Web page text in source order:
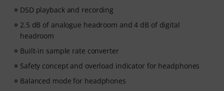
DSD playback and recording
2.5 dB of analogue headroom and 4 dB of digital
headroom
Built-in sample rate converter
Safety concept and overload indicator for headphones
Balanced mode for headphones